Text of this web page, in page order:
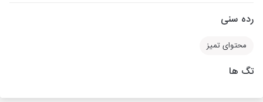
رده سنی
محتوای تمیز
تگ ها